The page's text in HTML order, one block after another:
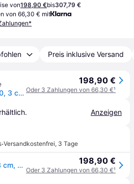
von198,90 €bis307,79 €
von 66,30 € mit
Preis inklusive Versand
Yamaha MusicCast 20, 3 cm, 9 cm, 40 W, 25 W, 15 W, Kabellos
198,90 €
Oder 3 Zahlungen von 66,30 €¹
Anzeigen
·Versandkostenfrei, 3 Tage
Yamaha MusicCast 20, 3 cm, 9 cm, 40 W, 25 W, 15 W, Kabellos 198,90 €
Oder 3 Zahlungen von 66,30 €¹